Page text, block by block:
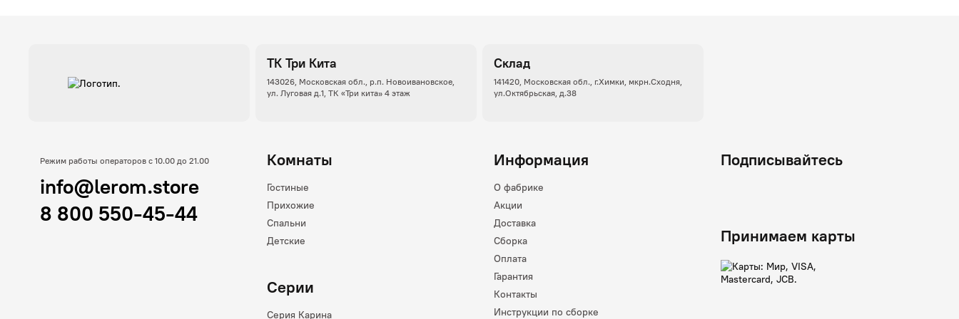
ТК Три Кита
143026, Московская обл., р.п. Новоивановское,
ул. Луговая д.1, ТК «Три кита» 4 этаж
Склад
141420, Московская обл., г.Химки, мкрн.Сходня,
ул.Октябрьская, д.38
Режим работы операторов с 10.00 до 21.00
info@lerom.store
8 800 550-45-44
Комнаты
Гостиные
Прихожие
Спальни
Детские
Серии
Серия Карина
Информация
О фабрике
Акции
Доставка
Сборка
Оплата
Гарантия
Контакты
Инструкции по сборке
Подписывайтесь
Принимаем карты